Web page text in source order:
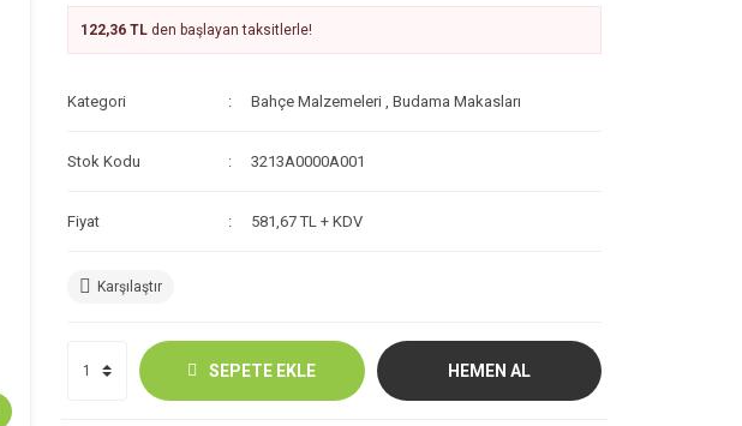
122,36 TL den başlayan taksitlerle!
Kategori Bahçe Malzemeleri , Budama Makasları
Stok Kodu 3213A0000A001
Fiyat 581,67 TL + KDV
Karşılaştır
SEPETE EKLE HEMEN AL